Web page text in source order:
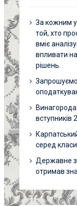
За кожним
той, хто
вміє
впливати
рішень.
Запрошуємо
вступників
серед
Державне
отримав